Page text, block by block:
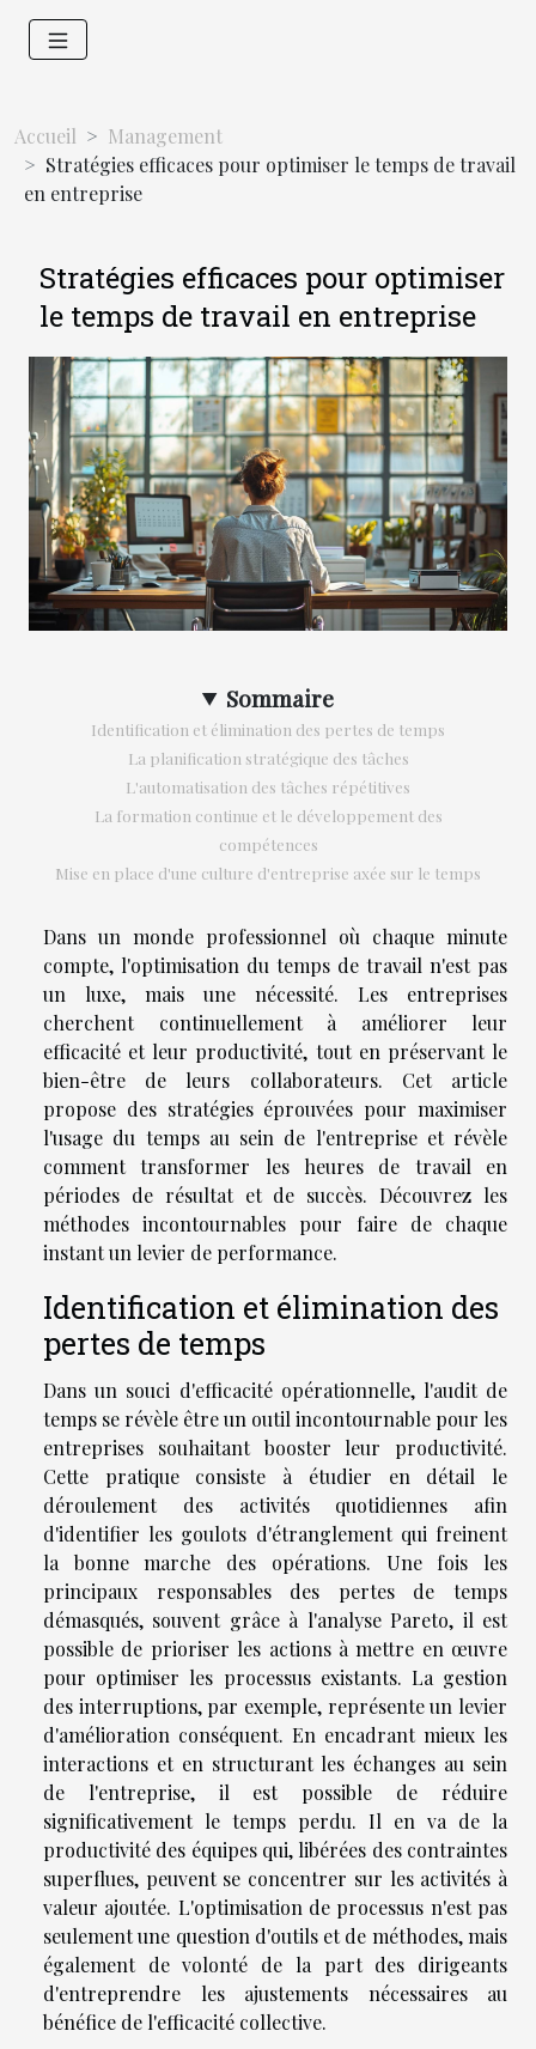
Accueil
Management
Stratégies efficaces pour optimiser le temps de travail
en entreprise
Stratégies efficaces pour optimiser
le temps de travail en entreprise
Sommaire
Identification et élimination des pertes de temps
La planification stratégique des tâches
L'automatisation des tâches répétitives
La formation continue et le développement des
compétences
Mise en place d'une culture d'entreprise axée sur le temps
Dans un monde professionnel où chaque minute
compte, l'optimisation du temps de travail n'est pas
un luxe, mais une nécessité. Les entreprises
cherchent continuellement à améliorer leur
efficacité et leur productivité, tout en préservant le
bien-être de leurs collaborateurs. Cet article
propose des stratégies éprouvées pour maximiser
l'usage du temps au sein de l'entreprise et révèle
comment transformer les heures de travail en
périodes de résultat et de succès. Découvrez les
méthodes incontournables pour faire de chaque
instant un levier de performance.
Identification et élimination des
pertes de temps
Dans un souci d'efficacité opérationnelle, l'audit de
temps se révèle être un outil incontournable pour les
entreprises souhaitant booster leur productivité.
Cette pratique consiste à étudier en détail le
déroulement des activités quotidiennes afin
d'identifier les goulots d'étranglement qui freinent
la bonne marche des opérations. Une fois les
principaux responsables des pertes de temps
démasqués, souvent grâce à l'analyse Pareto, il est
possible de prioriser les actions à mettre en œuvre
pour optimiser les processus existants. La gestion
des interruptions, par exemple, représente un levier
d'amélioration conséquent. En encadrant mieux les
interactions et en structurant les échanges au sein
de l'entreprise, il est possible de réduire
significativement le temps perdu. Il en va de la
productivité des équipes qui, libérées des contraintes
superflues, peuvent se concentrer sur les activités à
valeur ajoutée. L'optimisation de processus n'est pas
seulement une question d'outils et de méthodes, mais
également de volonté de la part des dirigeants
d'entreprendre les ajustements nécessaires au
bénéfice de l'efficacité collective.